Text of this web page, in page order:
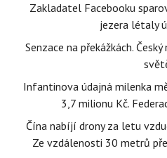
Zakladatel Facebooku
jezera létaly
Senzace na překážkách.
Infantinova údajná milenka
3,7 milionu Kč.
Čína nabíjí drony za letu
Ze vzdálenosti 30 metrů